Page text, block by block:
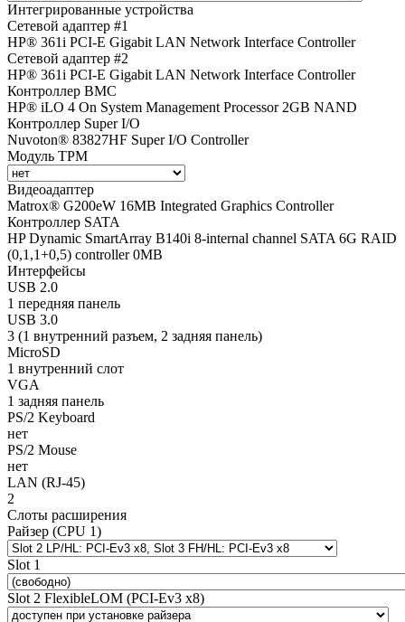
Интегрированные устройства
Сетевой адаптер #1
HP® 361i PCI-E Gigabit LAN Network Interface Controller
Сетевой адаптер #2
HP® 361i PCI-E Gigabit LAN Network Interface Controller
Контроллер BMC
HP® iLO 4 On System Management Processor 2GB NAND
Контроллер Super I/O
Nuvoton® 83827HF Super I/O Controller
Модуль TPM
Видеоадаптер
Matrox® G200eW 16MB Integrated Graphics Controller
Контроллер SATA
HP Dynamic SmartArray B140i 8-internal channel SATA 6G RAID
(0,1,1+0,5) controller 0MB
Интерфейсы
USB 2.0
1 передняя панель
USB 3.0
3 (1 внутренний разъем, 2 задняя панель)
MicroSD
1 внутренний слот
VGA
1 задняя панель
PS/2 Keyboard
нет
PS/2 Mouse
нет
LAN (RJ-45)
2
Слоты расширения
Райзер (CPU 1)
Slot 1
Slot 2 FlexibleLOM (PCI-Ev3 x8)